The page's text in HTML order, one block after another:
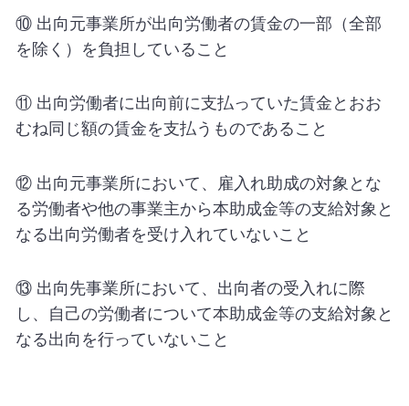
⑩ 出向元事業所が出向労働者の賃金の一部（全部
を除く）を負担していること
⑪ 出向労働者に出向前に支払っていた賃金とおお
むね同じ額の賃金を支払うものであること
⑫ 出向元事業所において、雇入れ助成の対象とな
る労働者や他の事業主から本助成金等の支給対象と
なる出向労働者を受け入れていないこと
⑬ 出向先事業所において、出向者の受入れに際
し、自己の労働者について本助成金等の支給対象と
なる出向を行っていないこと